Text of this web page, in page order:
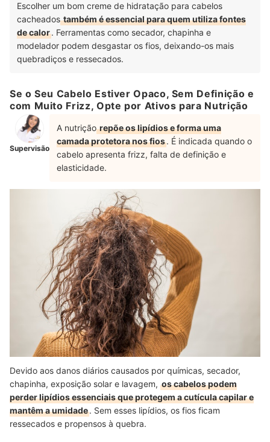
Escolher um bom creme de hidratação para cabelos
cacheadostambém é essencial para quem utiliza fontes
de calor. Ferramentas como secador, chapinha e
modelador podem desgastar os fios, deixando-os mais
quebradiços e ressecados.
Se o Seu Cabelo Estiver Opaco, Sem Definição e
com Muito Frizz, Opte por Ativos para Nutrição
Supervisão
A nutriçãorepõe os lipídios e forma uma
camada protetora nos fios. É indicada quando o
cabelo apresenta frizz, falta de definição e
elasticidade.
Devido aos danos diários causados por químicas, secador,
chapinha, exposição solar e lavagem, os cabelos podem
perder lipídios essenciais que protegem a cutícula capilar e
mantêm a umidade. Sem esses lipídios, os fios ficam
ressecados e propensos à quebra.